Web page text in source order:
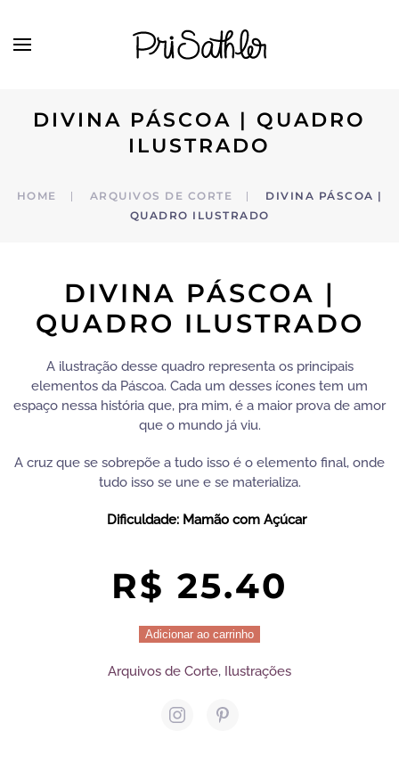
Skip to main content
DIVINA PÁSCOA | QUADRO
ILUSTRADO
HOME ARQUIVOS DE CORTE
DIVINA PÁSCOA |
QUADRO ILUSTRADO
DIVINA PÁSCOA |
QUADRO ILUSTRADO
A ilustração desse quadro representa os principais
elementos da Páscoa. Cada um desses ícones tem um
espaço nessa história que, pra mim, é a maior prova de amor
que o mundo já viu.
A cruz que se sobrepõe a tudo isso é o elemento final, onde
tudo isso se une e se materializa.
Dificuldade: Mamão com Açúcar
R$ 25.40
Adicionar ao carrinho
Arquivos de Corte, Ilustrações